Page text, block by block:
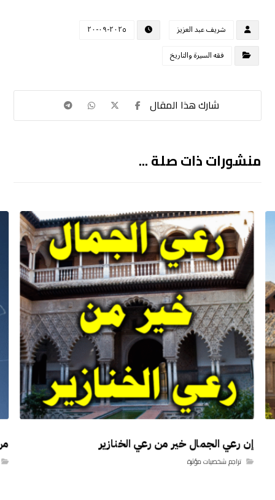
شريف عبد العزيز
٢٠٢٥-٠٩-٢٠
فقه السيرة والتاريخ
منشورات ذات صلة ...
إن رعي الجمال خير من رعي الخنازير
تراجم شخصيات مؤثرة